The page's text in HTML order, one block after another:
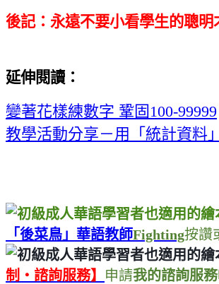
後記： 永遠不要小看學生的聰明
延伸閱讀 ：
變著花樣練數字 鞏固 100-99999
教學活動分享－用「統計資料
「後菜鳥」華語教師Fighting按讚
制・諮詢服務】 申請我的諮詢服務